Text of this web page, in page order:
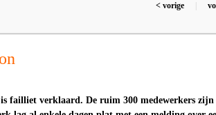
< vorige
failliet verklaard. De ruim 300 medewerkers zijn